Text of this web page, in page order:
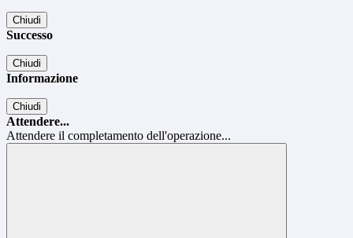
Chiudi
Successo
Chiudi
Informazione
Chiudi
Attendere...
Attendere il completamento dell'operazione...